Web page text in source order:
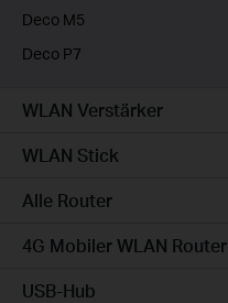
Deco M5
Deco P7
WLAN Verstärker
WLAN Stick
Alle Router
4G Mobiler WLAN Router
USB-Hub